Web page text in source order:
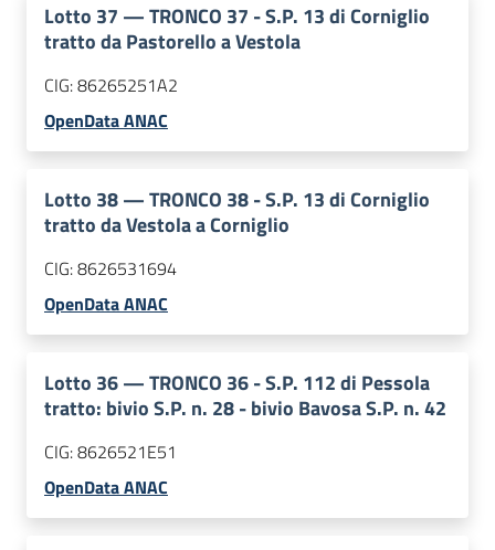
Lotto 37 —TRONCO 37 - S.P. 13 di Corniglio
tratto da Pastorello a Vestola
CIG:86265251A2
OpenData ANAC
Lotto 38—TRONCO 38 - S.P. 13 di Corniglio
tratto da Vestola a Corniglio
CIG:8626531694
OpenData ANAC
Lotto 36—TRONCO 36 - S.P. 112 di Pessola
tratto: bivio S.P. n. 28 - bivio Bavosa S.P. n. 42
CIG:8626521E51
OpenData ANAC